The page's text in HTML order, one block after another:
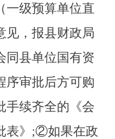
（一级预算单位直
见，报县财政局
同县单位国有资
序审批后方可购
续齐全的《会
表》;②如果在政